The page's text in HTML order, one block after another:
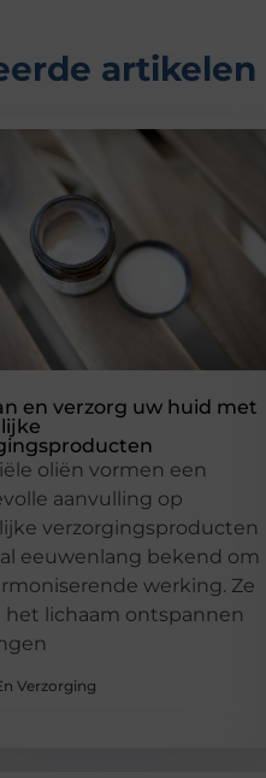
artikelen
en verzorg uw huid met
oliën vormen een
aanvulling op
verzorgingsproducten
eeuwenlang bekend om
werking. Ze
het lichaam ontspannen
Verzorging